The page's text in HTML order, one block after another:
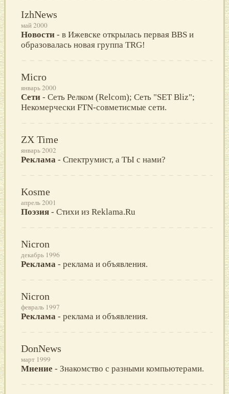
IzhNews
май 2000
Новости - в Ижевске открылась первая BBS и
образовалась новая группа TRG!
Micro
январь 2000
Сети - Сеть Релком (Relcom); Сеть "SET Bliz";
Некомерчески FTN-совметисмые сети.
ZX Time
январь 2002
Реклама - Спектрумист, а ТЫ с нами?
Kosme
апрель 2001
Поэзия - Стихи из Reklama.Ru
Nicron
декабрь 1996
Реклама - реклама и объявления.
Nicron
февраль 1997
Реклама - реклама и объявления.
DonNews
март 1999
Мнение - Знакомство с разными компьютерами.